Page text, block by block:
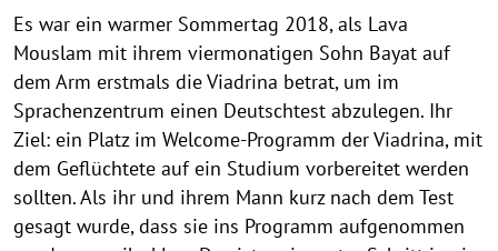
Es war ein warmer Sommertag 2018, als Lava
Mouslam mit ihrem viermonatigen Sohn Bayat auf
dem Arm erstmals die Viadrina betrat, um im
Sprachenzentrum einen Deutschtest abzulegen. Ihr
Ziel: ein Platz im Welcome-Programm der Viadrina, mit
dem Geflüchtete auf ein Studium vorbereitet werden
sollten. Als ihr und ihrem Mann kurz nach dem Test
gesagt wurde, dass sie ins Programm aufgenommen